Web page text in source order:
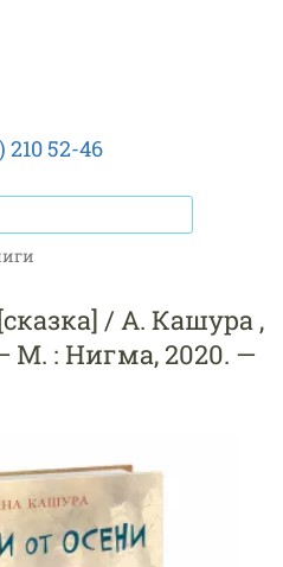
210 52-46
/ А. Кашура ,
М. : Нигма, 2020. —